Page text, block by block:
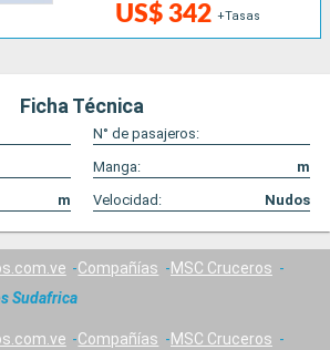
US$ 342 +Tasas
Ficha Técnica
N° de pasajeros:
Manga:
m
m Velocidad: Nudos
Compañías
MSC Cruceros
Sudafrica
Compañías
MSC Cruceros